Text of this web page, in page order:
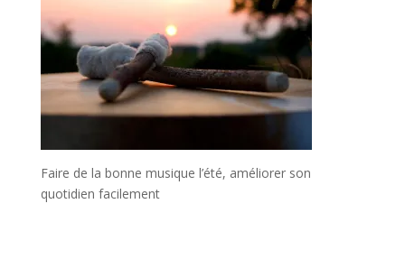
Faire de la bonne musique l’été, améliorer son
quotidien facilement